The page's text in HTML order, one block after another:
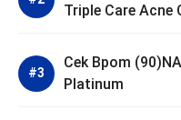
Triple Care Acne
Cek Bpom
Platinum